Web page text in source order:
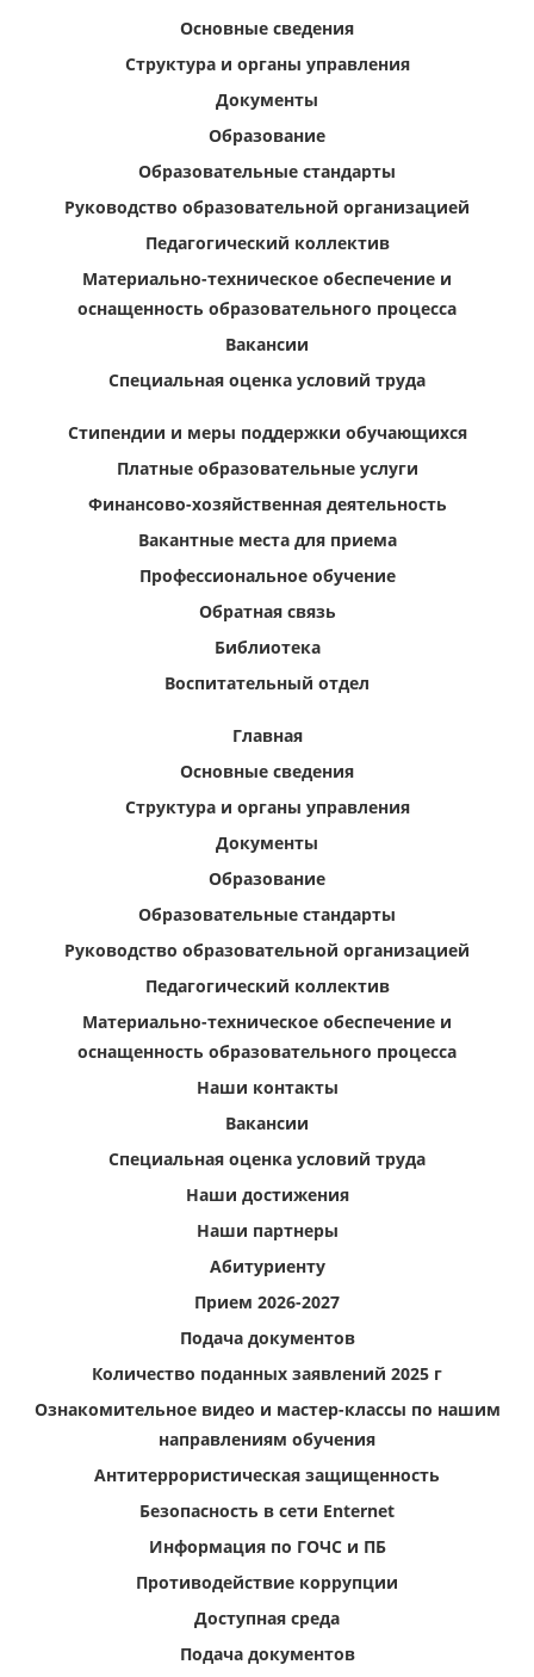
Основные сведения
Структура и органы управления
Документы
Образование
Образовательные стандарты
Руководство образовательной организацией
Педагогический коллектив
Материально-техническое обеспечение и
оснащенность образовательного процесса
Вакансии
Специальная оценка условий труда
Стипендии и меры поддержки обучающихся
Платные образовательные услуги
Финансово-хозяйственная деятельность
Вакантные места для приема
Профессиональное обучение
Обратная связь
Библиотека
Воспитательный отдел
Главная
Основные сведения
Структура и органы управления
Документы
Образование
Образовательные стандарты
Руководство образовательной организацией
Педагогический коллектив
Материально-техническое обеспечение и
оснащенность образовательного процесса
Наши контакты
Вакансии
Специальная оценка условий труда
Наши достижения
Наши партнеры
Абитуриенту
Прием 2026-2027
Подача документов
Количество поданных заявлений 2025 г
Ознакомительное видео и мастер-классы по нашим
направлениям обучения
Антитеррористическая защищенность
Безопасность в сети Enternet
Информация по ГОЧС и ПБ
Противодействие коррупции
Доступная среда
Подача документов